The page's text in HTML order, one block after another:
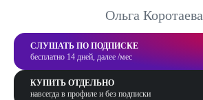
Ольга Коротаева
СЛУШАТЬ ПО ПОДПИСКЕ
бесплатно 14 дней, далее /мес
КУПИТЬ ОТДЕЛЬНО
навсегда в профиле и без подписки